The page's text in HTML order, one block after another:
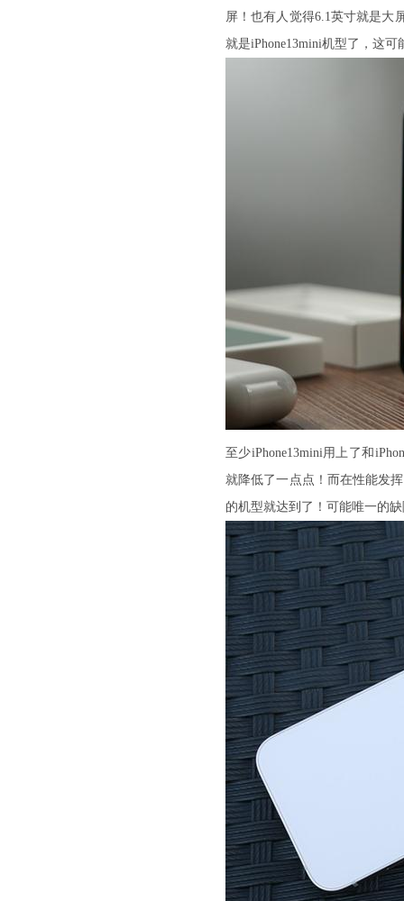
屏！也有人觉得6.1英寸就是大
就是iPhone13mini机型了，这
至少iPhone13mini用上了和
就降低了一点点！而在性能发
的机型就达到了！可能唯一的